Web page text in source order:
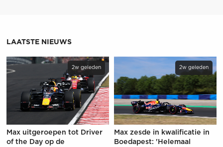
LAATSTE NIEUWS
2w geleden
Max uitgeroepen tot Driver
of the Day op de
2w geleden
Max zesde in kwalificatie in
Boedapest: 'Helemaal